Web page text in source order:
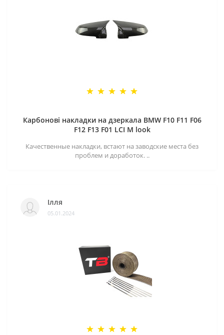
Карбонові накладки на дзеркала BMW F10 F11 F06
F12 F13 F01 LCI M look
Качественные накладки, встают на заводские места без
проблем и доработок. ..
Ілля
05.01.2024